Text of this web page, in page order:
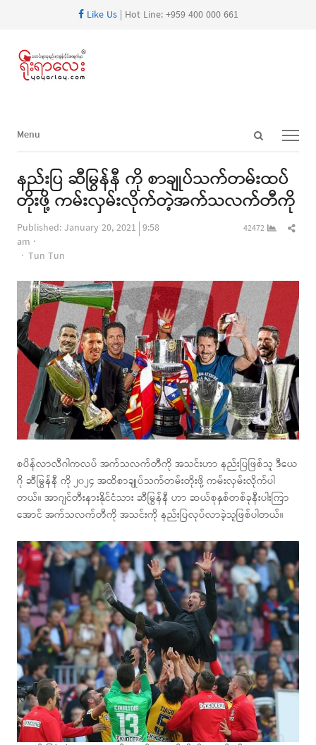
Like Us| Hot Line: +959 400 000 661
Open
panel
Menu
Menu
နည်းပြ ဆီမြွန်နီ ကို စာချုပ်သက်တမ်းထပ်
တိုးဖို့ ကမ်းလှမ်းလိုက်တဲ့အက်သလက်တီကို
Published:January 20, 2021 9:58
am
Author
Tun Tun
42472
စပိန်လာလီဂါကလပ် အက်သလက်တီကို အသင်းဟာ နည်းပြဖြစ်သူ ဒီယေ
ဂို ဆီမြွန်နီ ကို ၂၀၂၄ အထိစာချုပ်သက်တမ်းတိုးဖို့ ကမ်းလှမ်းလိုက်ပါ
တယ်။ အာဂျင်တီးနားနိုင်ငံသား ဆီမြွန်နီ ဟာ ဆယ်စုနှစ်တစ်ခုနီးပါးကြာ
အောင် အက်သလက်တီကို အသင်းကို နည်းပြလုပ်လာခဲ့သူဖြစ်ပါတယ်။